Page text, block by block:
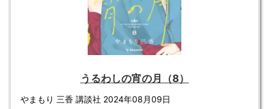
うるわしの宵の月（8）
やまもり 三香 講談社 2024年08月09日